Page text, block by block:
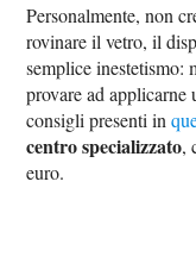
Personalmente, non
rovinare il vetro, il
semplice inestetismo:
provare ad applicarne
consigli presenti in
centro specializzato,
euro.